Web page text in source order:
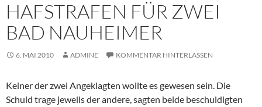
HAFSTRAFEN FÜR ZWEI
BAD NAUHEIMER
6. MAI 2010 ADMINE KOMMENTAR HINTERLASSEN
Keiner der zwei Angeklagten wollte es gewesen sein. Die
Schuld trage jeweils der andere, sagten beide beschuldigten